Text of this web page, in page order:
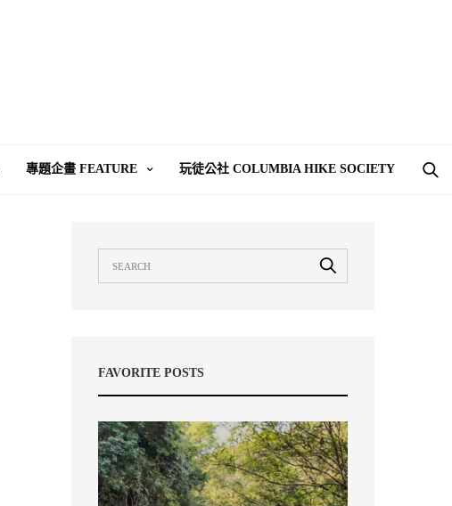
專題企畫 FEATURE 玩徒公社 COLUMBIA HIKE SOCIETY
FAVORITE POSTS